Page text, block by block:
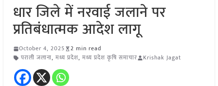
धार जिले में नरवाई जलाने पर
प्रतिबंधात्मक आदेश लागू
October 4, 2025
2 min read
पराली जलाना, मध्य प्रदेश, मध्य प्रदेश कृषि समाचार Krishak Jagat